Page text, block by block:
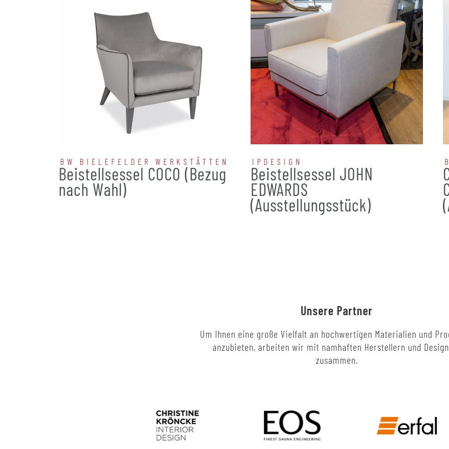
BW BIELEFELDER WERKSTÄTTEN
Beistellsessel COCO (Bezug
nach Wahl)
IPDESIGN
Beistellsessel JOHN
EDWARDS
(Ausstellungsstück)
Unsere Partner
Um Ihnen eine große Vielfalt an hochwertigen Materialien und
anzubieten, arbeiten wir mit namhaften Herstellern und
zusammen.